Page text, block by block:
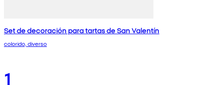
Set de decoración para tartas de San Valentín
colorido, diverso
1